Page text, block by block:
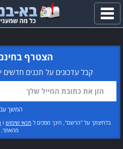
פתח
תפריט
הצטרף
קבל עדכונים על תכנים חדשים
המשך
בלחיצתך על "הרשם", הינך מסכים ל תנאי שימוש ו
מהאתר.